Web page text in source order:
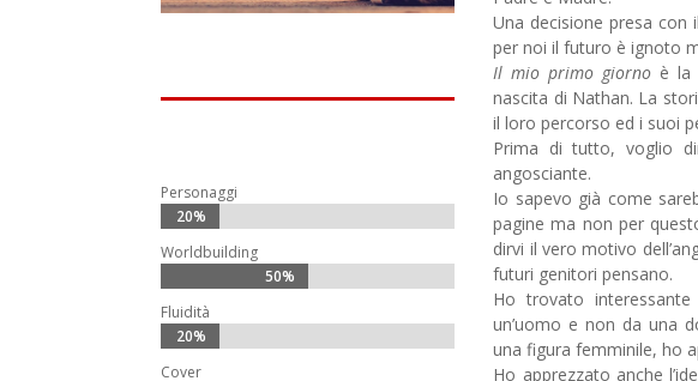
Personaggi
20%
20%
Worldbuilding
50%
50%
Fluidità
20%
20%
Cover
Una decisione presa con
per noi il futuro è ignoto
Il mio primo giorno è la
nascita di Nathan. La
il loro percorso ed i suoi
Prima di tutto, voglio
angosciante.
Io sapevo già come
pagine ma non per
dirvi il vero motivo
futuri genitori pensano.
Ho trovato
un’uomo e non da una
una figura femminile, ho
Ho apprezzato anche